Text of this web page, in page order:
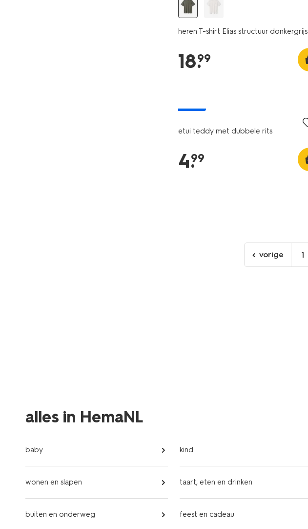
heren T-shirt Elias structuur donkergrijs
18.
99
etui teddy met dubbele rits
4.
99
ga
naar
vorige 1
alles in HemaNL
baby kind
wonen en slapen taart, eten en drinken
buiten en onderweg feest en cadeau